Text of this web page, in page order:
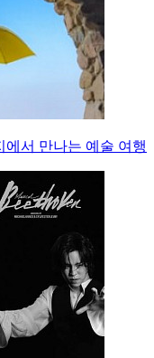
서 만나는 예술 여행